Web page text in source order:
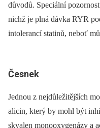
důvodů. Speciální
nichž je plná dávka RYR
intolerancí statinů, neboť
Česnek
Jednou z nejdůležitějších
alicin, který by mohl být
skvalen monooxygenázy a